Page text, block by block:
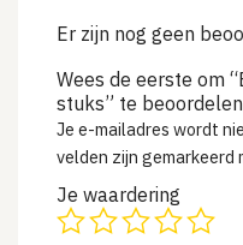
Er zijn nog geen
Wees de eerste om
stuks” te beoordelen
Je e-mailadres wordt
velden zijn gemarkeerd
Je waardering